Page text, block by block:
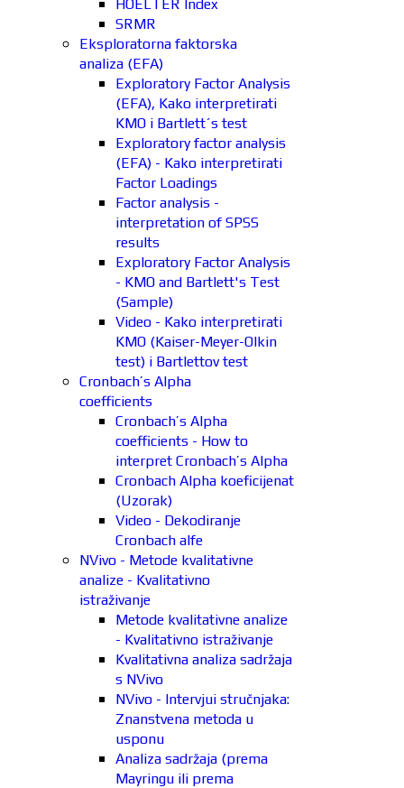
HOELTER Index
SRMR
Eksploratorna faktorska
analiza (EFA)
Exploratory Factor Analysis
(EFA), Kako interpretirati
KMO i Bartlett´s test
Exploratory factor analysis
(EFA) - Kako interpretirati
Factor Loadings
Factor analysis -
interpretation of SPSS
results
Exploratory Factor Analysis
- KMO and Bartlett's Test
(Sample)
Video - Kako interpretirati
KMO (Kaiser-Meyer-Olkin
test) i Bartlettov test
Cronbach’s Alpha
coefficients
Cronbach’s Alpha
coefficients - How to
interpret Cronbach’s Alpha
Cronbach Alpha koeficijenat
(Uzorak)
Video - Dekodiranje
Cronbach alfe
NVivo - Metode kvalitativne
analize - Kvalitativno
istraživanje
Metode kvalitativne analize
- Kvalitativno istraživanje
Kvalitativna analiza sadržaja
s NVivo
NVivo - Intervjui stručnjaka:
Znanstvena metoda u
usponu
Analiza sadržaja (prema
Mayringu ili prema